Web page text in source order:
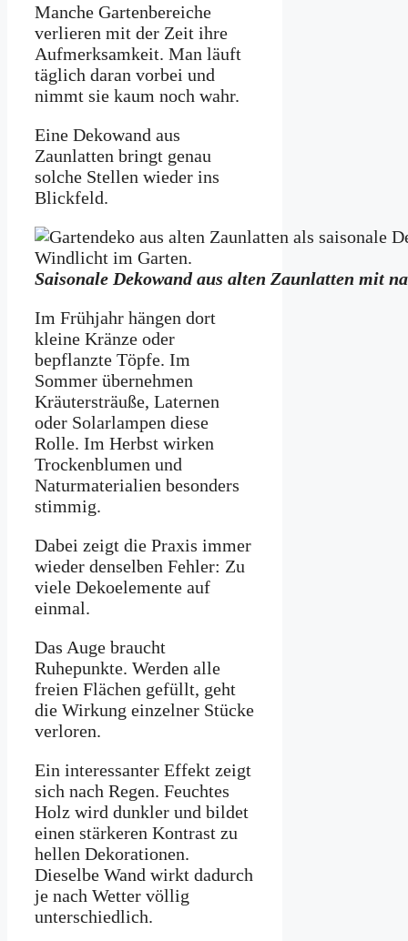
Manche Gartenbereiche
verlieren mit der Zeit ihre
Aufmerksamkeit. Man läuft
täglich daran vorbei und
nimmt sie kaum noch wahr.
Eine Dekowand aus
Zaunlatten bringt genau
solche Stellen wieder ins
Blickfeld.
Saisonale Dekowand aus alten Zaunlatten mit
Im Frühjahr hängen dort
kleine Kränze oder
bepflanzte Töpfe. Im
Sommer übernehmen
Kräutersträuße, Laternen
oder Solarlampen diese
Rolle. Im Herbst wirken
Trockenblumen und
Naturmaterialien besonders
stimmig.
Dabei zeigt die Praxis immer
wieder denselben Fehler: Zu
viele Dekoelemente auf
einmal.
Das Auge braucht
Ruhepunkte. Werden alle
freien Flächen gefüllt, geht
die Wirkung einzelner Stücke
verloren.
Ein interessanter Effekt zeigt
sich nach Regen. Feuchtes
Holz wird dunkler und bildet
einen stärkeren Kontrast zu
hellen Dekorationen.
Dieselbe Wand wirkt dadurch
je nach Wetter völlig
unterschiedlich.